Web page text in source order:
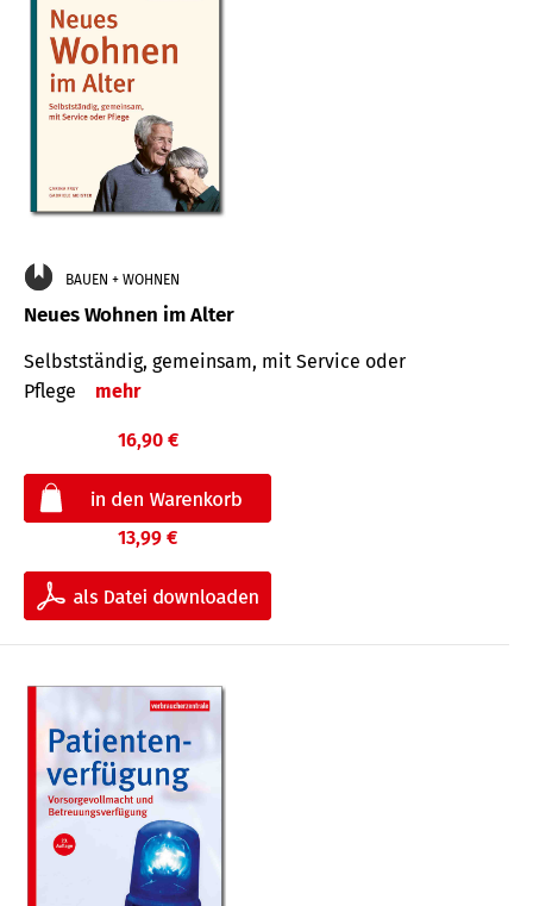
BAUEN + WOHNEN
Neues Wohnen im Alter
Selbstständig, gemeinsam, mit Service oder
Pflege
mehr
16,90 €
13,99 €